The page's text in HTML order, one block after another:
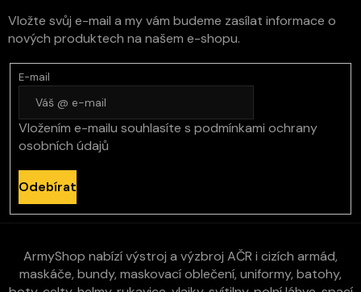
Vložte svůj e-mail a my vám budeme zasílat informace o
nových produktech na našem e-shopu.
E-mail
Vložením e-mailu souhlasíte s podmínkami ochrany
osobních údajů
Odebírat
ArmyShop nabízí výstroj a výzbroj AČR i cizích armád,
maskáče, bundy, maskovací oblečení, uniformy, batohy,